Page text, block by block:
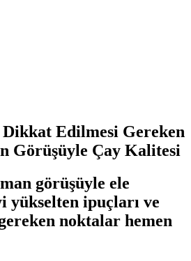
Dikkat Edilmesi Gereken
Görüşüyle Çay Kalitesi
görüşüyle ele
yükselten ipuçları ve
noktalar hemen